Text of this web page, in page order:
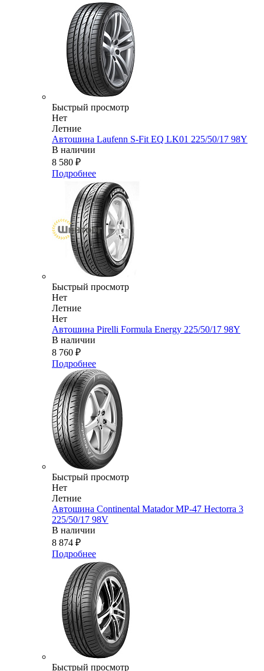
Быстрый просмотр
Нет
Летние
Автошина Laufenn S-Fit EQ LK01 225/50/17 98Y
В наличии
8 580 ₽
Подробнее
Быстрый просмотр
Нет
Летние
Нет
Автошина Pirelli Formula Energy 225/50/17 98Y
В наличии
8 760 ₽
Подробнее
Быстрый просмотр
Нет
Летние
Автошина Continental Matador MP-47 Hectorra 3
225/50/17 98V
В наличии
8 874 ₽
Подробнее
Быстрый просмотр